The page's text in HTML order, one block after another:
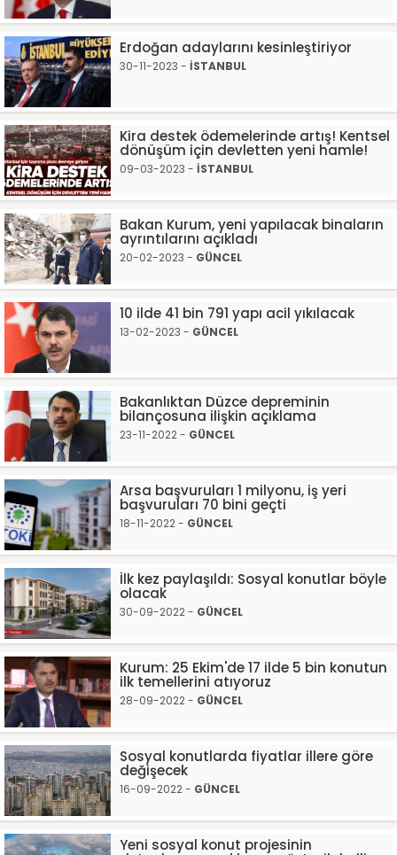
Erdoğan adaylarını kesinleştiriyor
30-11-2023 - İSTANBUL
Kira destek ödemelerinde artış! Kentsel
dönüşüm için devletten yeni hamle!
09-03-2023 - İSTANBUL
Bakan Kurum, yeni yapılacak binaların
ayrıntılarını açıkladı
20-02-2023 - GÜNCEL
10 ilde 41 bin 791 yapı acil yıkılacak
13-02-2023 - GÜNCEL
Bakanlıktan Düzce depreminin
bilançosuna ilişkin açıklama
23-11-2022 - GÜNCEL
Arsa başvuruları 1 milyonu, iş yeri
başvuruları 70 bini geçti
18-11-2022 - GÜNCEL
İlk kez paylaşıldı: Sosyal konutlar böyle
olacak
30-09-2022 - GÜNCEL
Kurum: 25 Ekim'de 17 ilde 5 bin konutun
ilk temellerini atıyoruz
28-09-2022 - GÜNCEL
Sosyal konutlarda fiyatlar illere göre
değişecek
16-09-2022 - GÜNCEL
Yeni sosyal konut projesinin